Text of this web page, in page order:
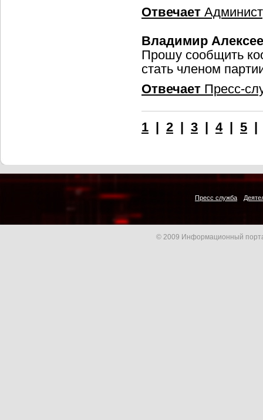
Отвечает
Владимир
Прошу сообщить
стать членом
Отвечает Пресс-
1 2 3 4| 5
Пресс служба
© 2009 Информационный